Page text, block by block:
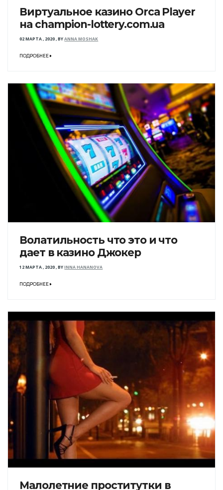
Виртуальное казино Orca Player
на champion-lottery.com.ua
02 МАРТА , 2020,BYANNA MOSHAK
ПОДРОБНЕЕ
Волатильность что это и что
дает в казино Джокер
12 МАРТА , 2020,BYINNA HANANOVA
ПОДРОБНЕЕ
Малолетние проститутки в